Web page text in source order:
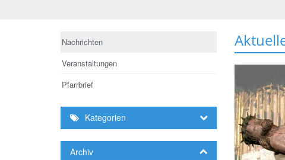
Nachrichten
Veranstaltungen
Pfarrbrief
Kategorien
Archiv